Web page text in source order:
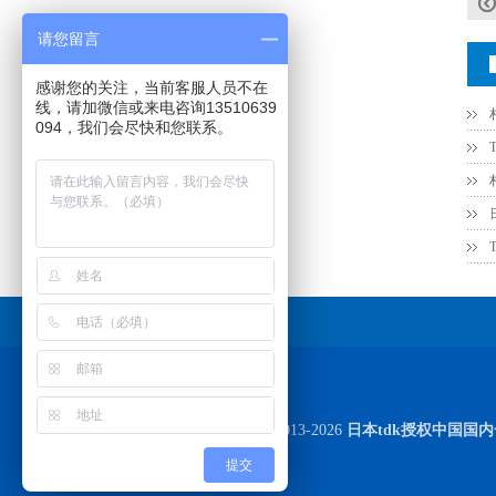
Copyright © 2013-2026 日本tdk授权中国国
请您留言
感谢您的关注，当前客服人员不在
线，请加微信或来电咨询13510639
094，我们会尽快和您联系。
提交